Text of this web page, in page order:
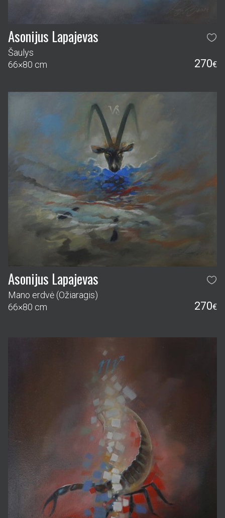
Asonijus Lapajevas
Šaulys
66×80 cm
270€
Asonijus Lapajevas
Mano erdvė (Ožiaragis)
66×80 cm
270€